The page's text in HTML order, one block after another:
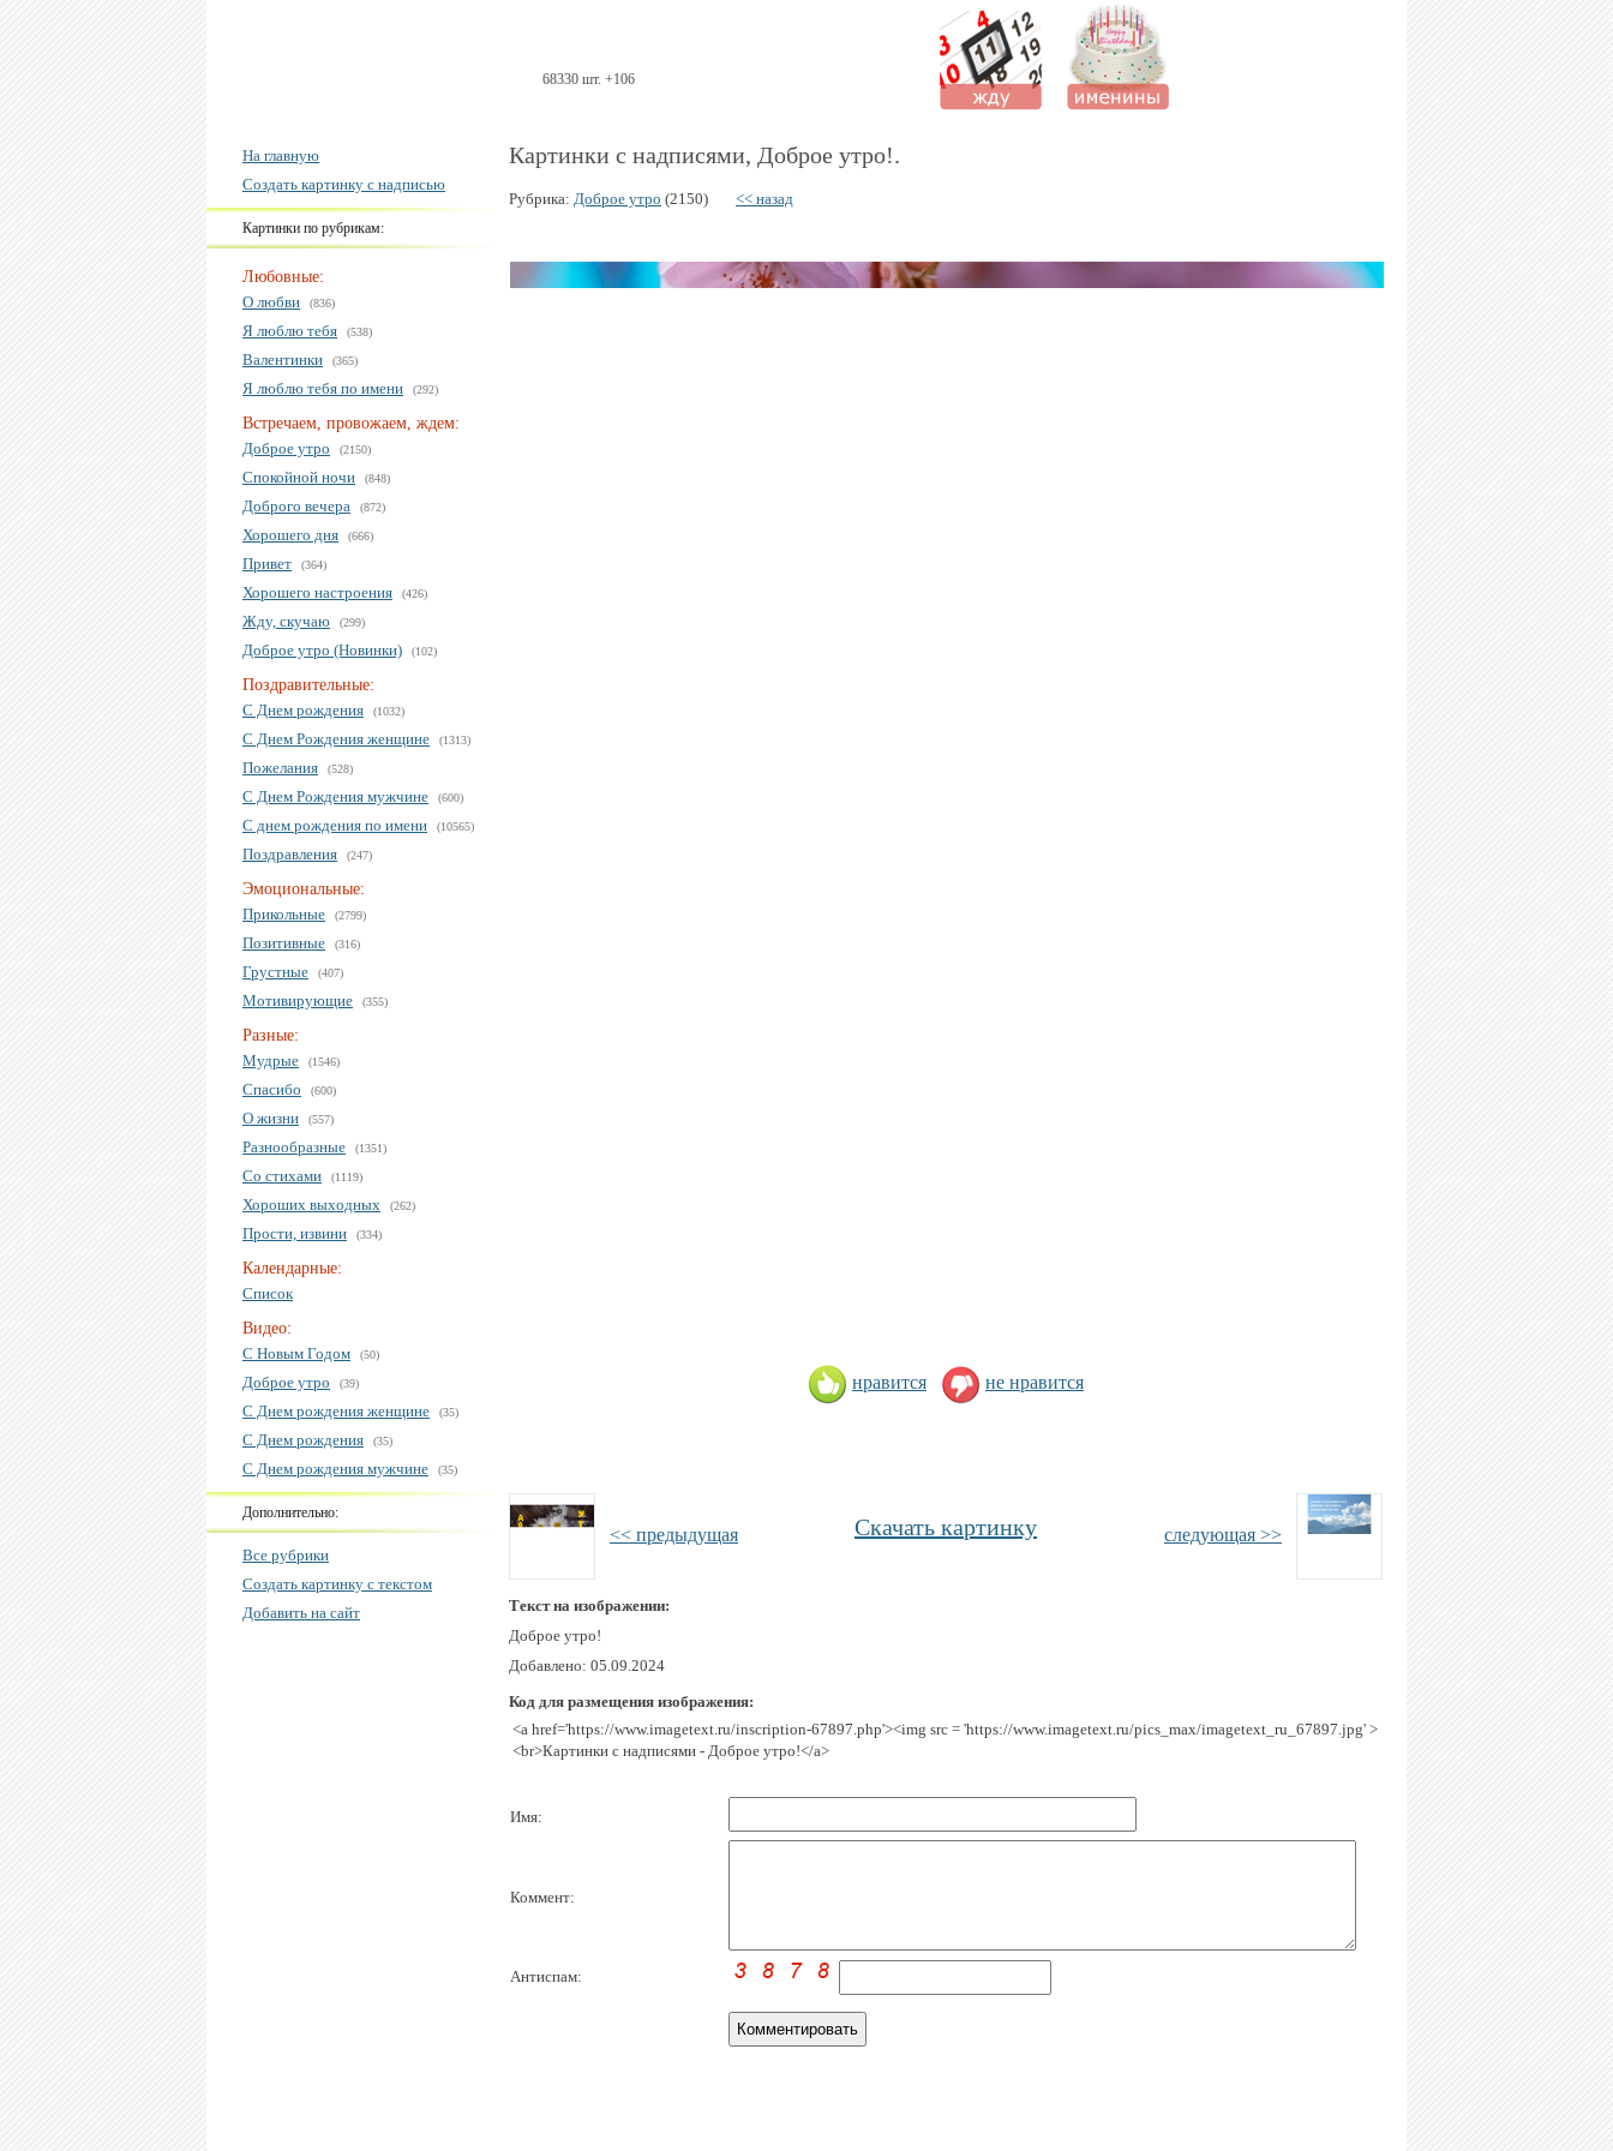
68330 шт. +106
На главную
Создать картинку с надписью
Картинки по рубрикам:
Любовные:
О любви
(836)
Я люблю тебя (538)
Валентинки (365)
Я люблю тебя по имени (292)
Встречаем, провожаем, ждем:
Доброе утро
(2150)
Спокойной ночи (848)
Доброго вечера (872)
Хорошего дня (666)
Привет (364)
Хорошего настроения (426)
Жду, скучаю (299)
Доброе утро (Новинки) (102)
Поздравительные:
С Днем рождения
(1032)
С Днем Рождения женщине (1313)
Пожелания (528)
С Днем Рождения мужчине (600)
С днем рождения по имени (10565)
Поздравления (247)
Эмоциональные:
Прикольные
(2799)
Позитивные (316)
Грустные (407)
Мотивирующие (355)
Разные:
Мудрые
(1546)
Спасибо (600)
О жизни (557)
Разнообразные (1351)
Со стихами (1119)
Хороших выходных (262)
Прости, извини (334)
Календарные:
Список
Видео:
С Новым Годом
(50)
Доброе утро (39)
С Днем рождения женщине (35)
С Днем рождения (35)
С Днем рождения мужчине (35)
Дополнительно:
Все рубрики
Создать картинку с текстом
Добавить на сайт
Картинки с надписями, Доброе утро!.
Рубрика: Доброе утро (2150) << назад
нравится не нравится
<< предыдущая следующая >>
Скачать картинку
Текст на изображении:
Доброе утро!
Добавлено: 05.09.2024
Код для размещения изображения:
<a href='https://www.imagetext.ru/inscription-67897.php'><img src = 'https://www.imagetext.ru/pics_max/imagetext_ru_67897.jpg' >
<br>Картинки с надписями - Доброе утро!</a>
Имя:
Коммент:
Антиспам: